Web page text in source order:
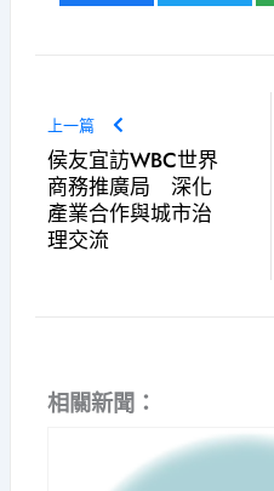
上一篇
侯友宜訪WBC世界
商務推廣局 深化
產業合作與城市治
理交流
相關新聞：